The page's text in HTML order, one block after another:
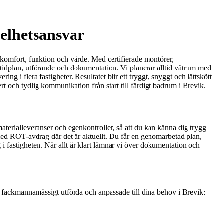
funktion och värde. Med certifierade montörer,
utförande och dokumentation. Vi planerar alltid våtrum med
i flera fastigheter. Resultatet blir ett tryggt, snyggt och lättskött
och tydlig kommunikation från start till färdigt badrum i Brevik.
och egenkontroller, så att du kan känna dig trygg
ROT-avdrag där det är aktuellt. Du får en genomarbetad plan,
fastigheten. När allt är klart lämnar vi över dokumentation och
utförda och anpassade till dina behov i Brevik: